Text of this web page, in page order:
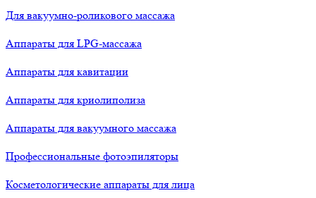
Для вакуумно-роликового массажа
Аппараты для LPG-массажа
Аппараты для кавитации
Аппараты для криолиполиза
Аппараты для вакуумного массажа
Профессиональные фотоэпиляторы
Косметологические аппараты для лица